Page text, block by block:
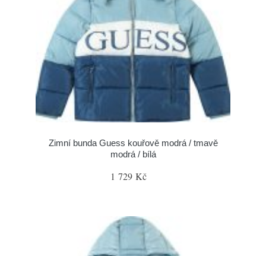
Zimní bunda Guess kouřově modrá / tmavě
modrá / bílá
1 729 Kč